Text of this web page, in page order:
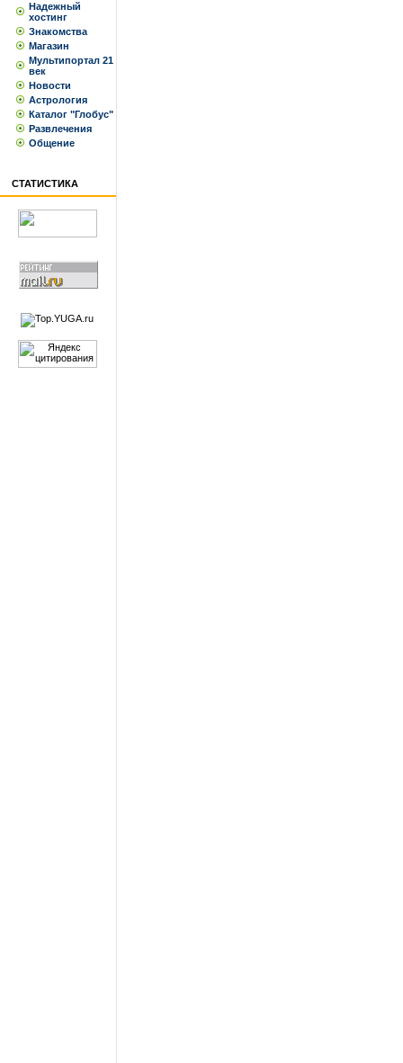
Надежный
хостинг
Знакомства
Магазин
Мультипортал 21
век
Новости
Астрология
Каталог "Глобус"
Развлечения
Общение
СТАТИСТИКА